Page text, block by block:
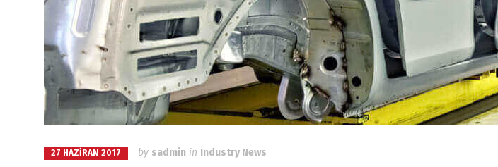
27 HAZIRAN 2017 by sadmin in Industry News